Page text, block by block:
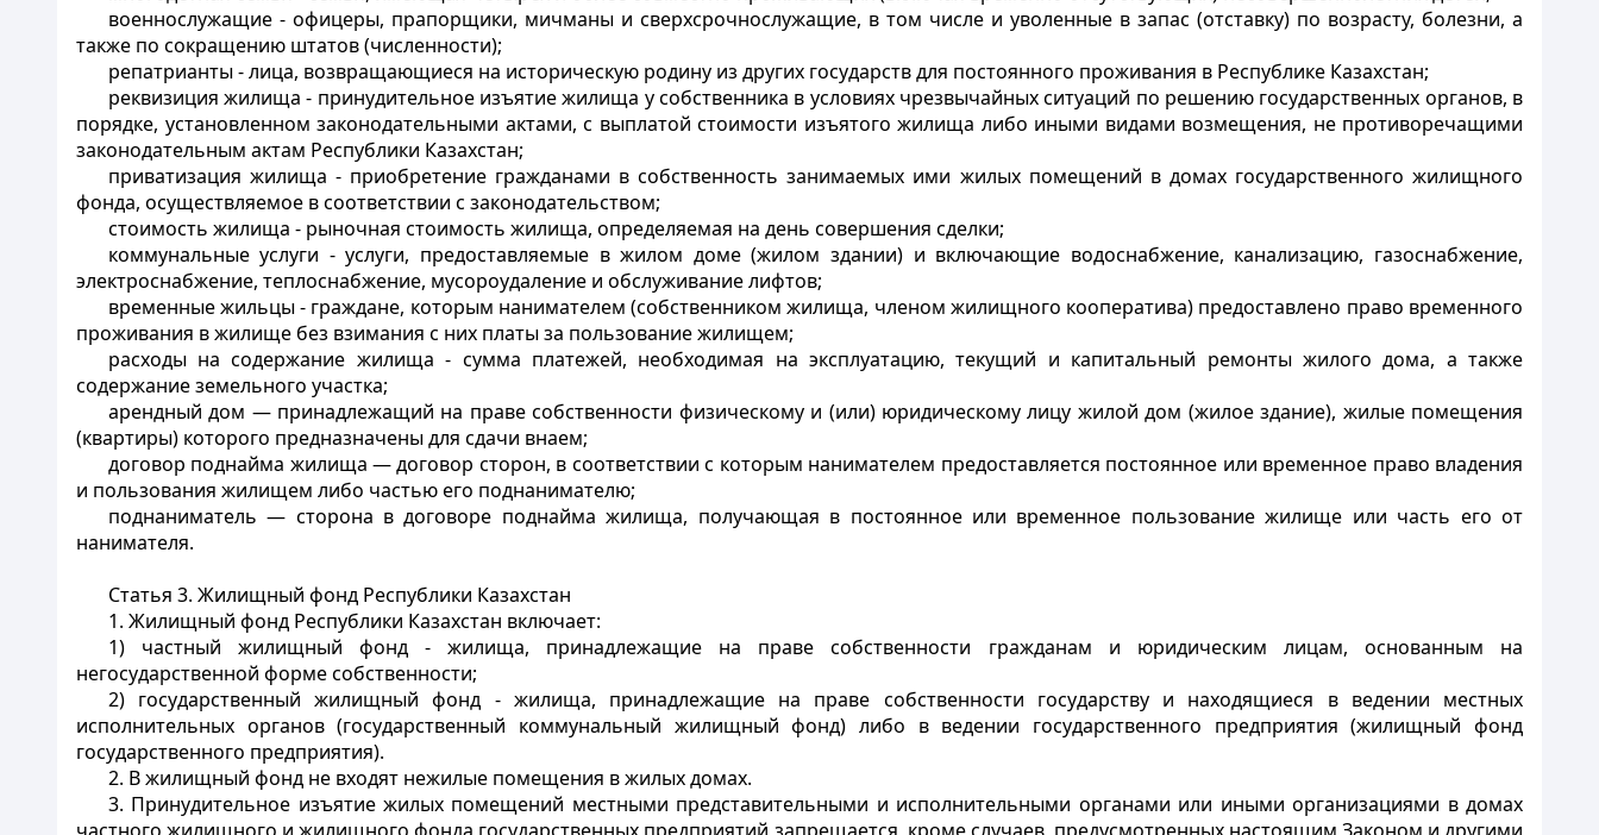
военнослужащие - офицеры, прапорщики, мичманы и сверхсрочнослужащие, в том числе и уволенные в запас (отставку) по возрасту, болезни, а
также по сокращению штатов (численности);
репатрианты - лица, возвращающиеся на историческую родину из других государств для постоянного проживания в Республике Казахстан;
реквизиция жилища - принудительное изъятие жилища у собственника в условиях чрезвычайных ситуаций по решению государственных органов, в
порядке, установленном законодательными актами, с выплатой стоимости изъятого жилища либо иными видами возмещения, не противоречащими
законодательным актам Республики Казахстан;
приватизация жилища - приобретение гражданами в собственность занимаемых ими жилых помещений в домах государственного жилищного
фонда, осуществляемое в соответствии с законодательством;
стоимость жилища - рыночная стоимость жилища, определяемая на день совершения сделки;
коммунальные услуги - услуги, предоставляемые в жилом доме (жилом здании) и включающие водоснабжение, канализацию, газоснабжение,
электроснабжение, теплоснабжение, мусороудаление и обслуживание лифтов;
временные жильцы - граждане, которым нанимателем (собственником жилища, членом жилищного кооператива) предоставлено право временного
проживания в жилище без взимания с них платы за пользование жилищем;
расходы на содержание жилища - сумма платежей, необходимая на эксплуатацию, текущий и капитальный ремонты жилого дома, а также
содержание земельного участка;
арендный дом — принадлежащий на праве собственности физическому и (или) юридическому лицу жилой дом (жилое здание), жилые помещения
(квартиры) которого предназначены для сдачи внаем;
договор поднайма жилища — договор сторон, в соответствии с которым нанимателем предоставляется постоянное или временное право владения
и пользования жилищем либо частью его поднанимателю;
поднаниматель — сторона в договоре поднайма жилища, получающая в постоянное или временное пользование жилище или часть его от
нанимателя.
Статья 3. Жилищный фонд Республики Казахстан
1. Жилищный фонд Республики Казахстан включает:
1) частный жилищный фонд - жилища, принадлежащие на праве собственности гражданам и юридическим лицам, основанным на
негосударственной форме собственности;
2) государственный жилищный фонд - жилища, принадлежащие на праве собственности государству и находящиеся в ведении местных
исполнительных органов (государственный коммунальный жилищный фонд) либо в ведении государственного предприятия (жилищный фонд
государственного предприятия).
2. В жилищный фонд не входят нежилые помещения в жилых домах.
3. Принудительное изъятие жилых помещений местными представительными и исполнительными органами или иными организациями в домах